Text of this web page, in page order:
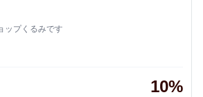
ップくるみです
10%